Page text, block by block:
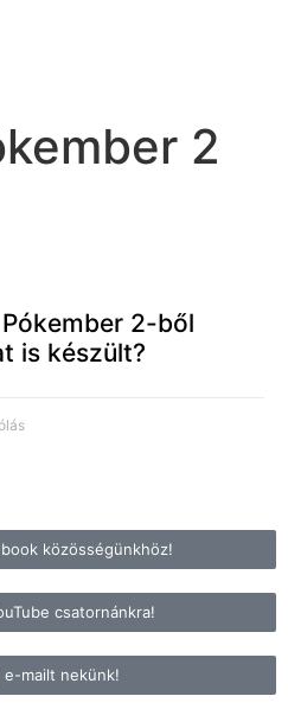
2
2-ből
is készült?
közösségünkhöz!
csatornánkra!
e-mailt nekünk!